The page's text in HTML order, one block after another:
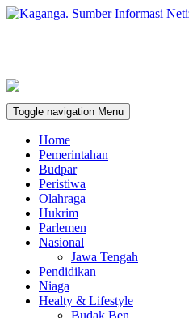
Toggle navigation Menu
Home
Pemerintahan
Budpar
Peristiwa
Olahraga
Hukrim
Parlemen
Nasional
Jawa Tengah
Pendidikan
Niaga
Healty & Lifestyle